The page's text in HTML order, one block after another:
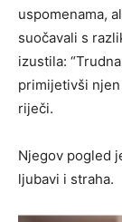
uspomenama,
suočavali s
izustila:
primijetivši
riječi.
Njegov pogled
ljubavi i straha.